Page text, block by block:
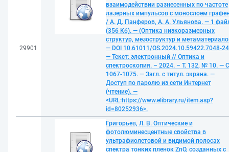
29901
взаимодействии разнесенных по частоте
лазерных импульсов с монослоем
/ А. Д. Панферов, А. А. Ульянова. — 1
(356 Кб). — (Оптика низкоразмерных
структур, мезоструктур и
— DOI 10.61011/OS.2024.10.59422.7048-
— Текст: электронный // Оптика и
спектроскопия. – 2024. – Т. 132, № 10. —
1067-1075. — Загл. с титул. экрана. —
Доступ по паролю из сети Интернет
(чтение). —
<URL:https://www.elibrary.ru/item.asp?
id=80252936>.
Григорьев, Л. В. Оптические и
фотолюминесцентные свойства в
ультрафиолетовой и видимой полосах
спектра тонких пленок ZnO, созданных с